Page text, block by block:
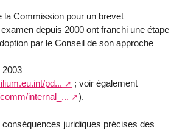
la Commission pour un brevet
depuis 2000 ont franchi une étape
par le Conseil de son approche
pd...
; voir également
internal_...
).
juridiques précises des